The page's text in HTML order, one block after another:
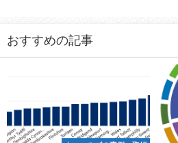
おすすめの記事